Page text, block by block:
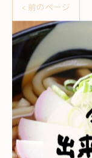
< 前のページ